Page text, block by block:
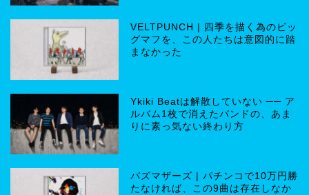
VELTPUNCH | 四季を描く為のビッ
グマフを、この人たちは意図的に踏
まなかった
Ykiki Beatは解散していない ── ア
ルバム1枚で消えたバンドの、あま
りに素っ気ない終わり方
バズマザーズ | パチンコで10万円勝
たなければ、この9曲は存在しなか